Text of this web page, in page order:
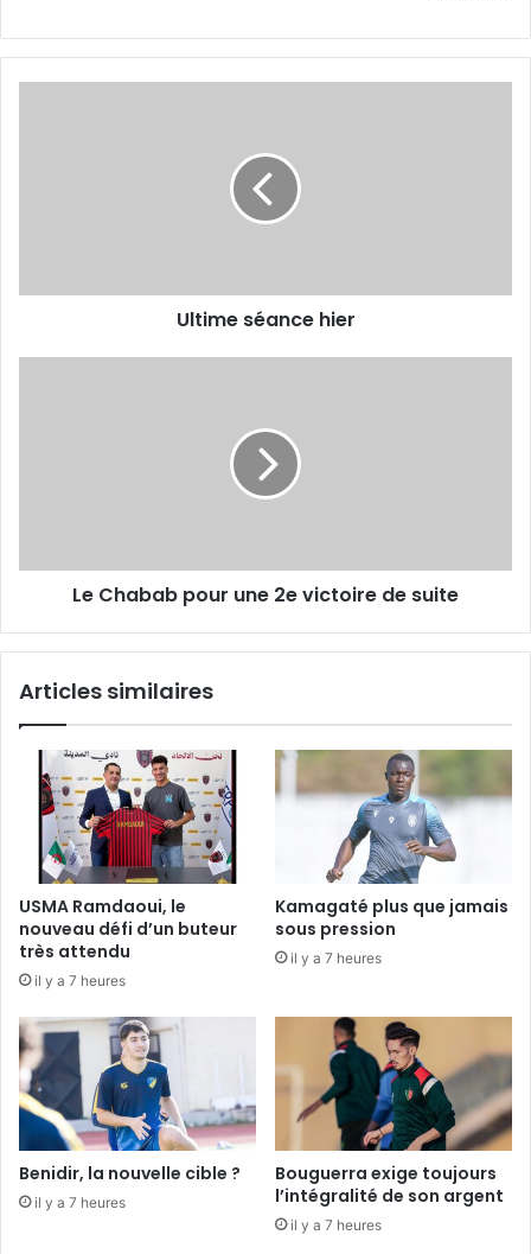
Ultime séance hier
Le Chabab pour une 2e victoire de suite
Articles similaires
USMA Ramdaoui, le
nouveau défi d’un buteur
très attendu
il y a 7 heures
Kamagaté plus que jamais
sous pression
il y a 7 heures
Benidir, la nouvelle cible ?
il y a 7 heures
Bouguerra exige toujours
l’intégralité de son argent
il y a 7 heures